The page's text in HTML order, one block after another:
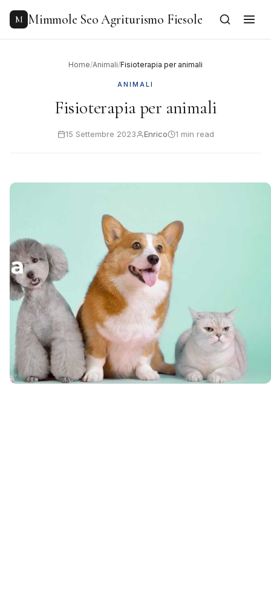
content
M Mimmole Seo Agriturismo Fiesole
Home/Animali/Fisioterapia per animali
ANIMALI
Fisioterapia per animali
15 Settembre 2023 Enrico 1 min read